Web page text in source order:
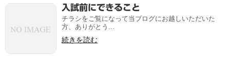
入試前にできること
チラシをご覧になって当ブログにお越しいただいた
方、ありがとう...
続きを読む